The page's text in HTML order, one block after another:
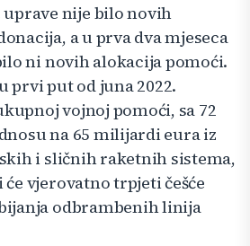
nije bilo novih
a u prva dva mjeseca
ni novih alokacija pomoći.
prvi put od juna 2022.
vojnoj pomoći, sa 72
na 65 milijardi eura iz
i sličnih raketnih sistema,
vjerovatno trpjeti češće
odbrambenih linija